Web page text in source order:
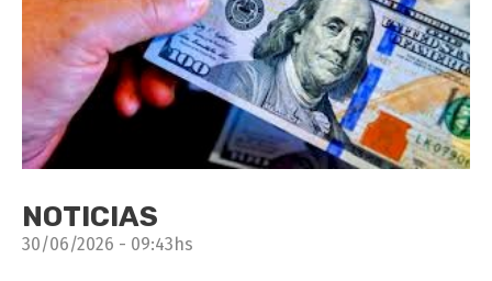
NOTICIAS
30/06/2026 - 09:43hs